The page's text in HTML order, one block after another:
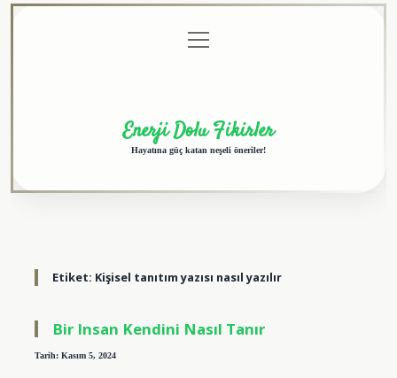
menüyü
aç
Enerji Dolu Fikirler
Hayatına güç katan neşeli öneriler!
Etiket: Kişisel tanıtım yazısı nasıl yazılır
Bir Insan Kendini Nasıl Tanır
Tarih: Kasım 5, 2024